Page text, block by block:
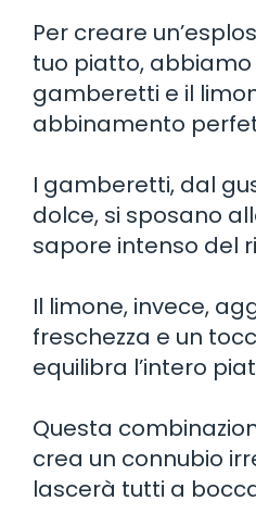
Per creare
tuo piatto, abbiamo
gamberetti e il
abbinamento
I gamberetti, dal
dolce, si sposano
sapore intenso del
Il limone, invece,
freschezza e un
equilibra l’intero
Questa
crea un connubio
lascerà tutti a